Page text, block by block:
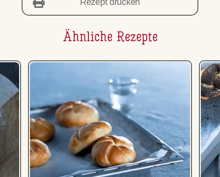
Rezept drucken
Ähnliche Rezepte